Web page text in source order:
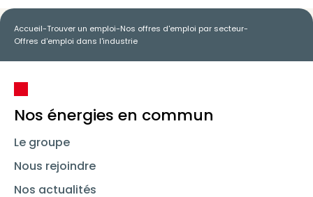
Accueil-Trouver un emploi-Nos offres d'emploi par secteur-
Offres d'emploi dans l'industrie
Nos énergies en commun
Le groupe
Nous rejoindre
Nos actualités